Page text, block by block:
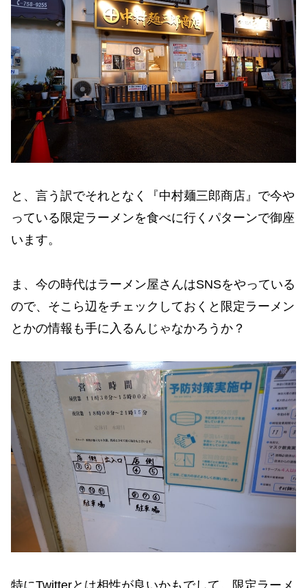
と、言う訳でそれとなく『中村麺三郎商店』で今や
っている限定ラーメンを食べに行くパターンで御座
います。
ま、今の時代はラーメン屋さんはSNSをやっている
ので、そこら辺をチェックしておくと限定ラーメン
とかの情報も手に入るんじゃなかろうか？